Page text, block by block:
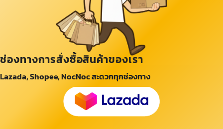
ช่องทางการสั่งซื้อสินค้าของเรา
Lazada, Shopee, NocNoc สะดวกทุกช่องทาง